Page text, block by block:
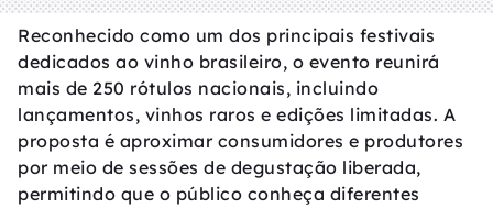
Reconhecido como um dos principais festivais
dedicados ao vinho brasileiro, o evento reunirá
mais de 250 rótulos nacionais, incluindo
lançamentos, vinhos raros e edições limitadas. A
proposta é aproximar consumidores e produtores
por meio de sessões de degustação liberada,
permitindo que o público conheça diferentes